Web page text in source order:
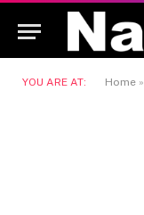
YOU ARE AT: Home »